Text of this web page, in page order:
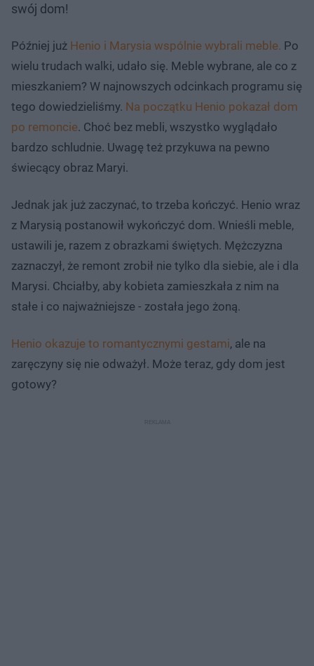
swój dom!
Później już Henio i Marysia wspólnie wybrali meble. Po
wielu trudach walki, udało się. Meble wybrane, ale co z
mieszkaniem? W najnowszych odcinkach programu się
tego dowiedzieliśmy. Na początku Henio pokazał dom
po remoncie. Choć bez mebli, wszystko wyglądało
bardzo schludnie. Uwagę też przykuwa na pewno
świecący obraz Maryi.
Jednak jak już zaczynać, to trzeba kończyć. Henio wraz
z Marysią postanowił wykończyć dom. Wnieśli meble,
ustawili je, razem z obrazkami świętych. Mężczyzna
zaznaczył, że remont zrobił nie tylko dla siebie, ale i dla
Marysi. Chciałby, aby kobieta zamieszkała z nim na
stałe i co najważniejsze - została jego żoną.
Henio okazuje to romantycznymi gestami, ale na
zaręczyny się nie odważył. Może teraz, gdy dom jest
gotowy?